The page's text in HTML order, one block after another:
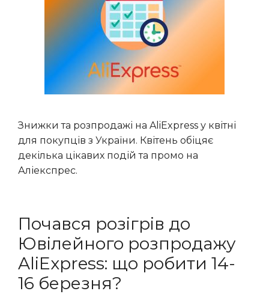
Знижки та розпродажі на AliExpress у квітні
для покупців з України. Квітень обіцяє
декілька цікавих подій та промо на
Аліекспрес.
Почався розігрів до
Ювілейного розпродажу
AliExpress: що робити 14-
16 березня?